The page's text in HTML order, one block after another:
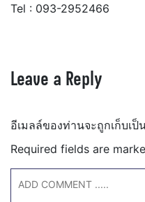
Tel : 093-2952466
Leave a Reply
อีเมลล์ของท่านจะถูกเก็บเ
Required fields are